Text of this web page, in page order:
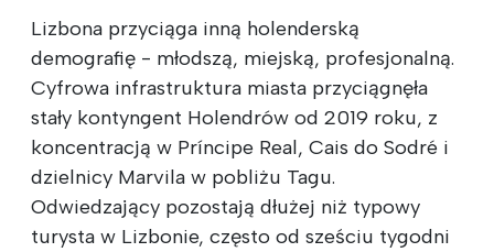
Lizbona przyciąga inną holenderską
demografię - młodszą, miejską, profesjonalną.
Cyfrowa infrastruktura miasta przyciągnęła
stały kontyngent Holendrów od 2019 roku, z
koncentracją w Príncipe Real, Cais do Sodré i
dzielnicy Marvila w pobliżu Tagu.
Odwiedzający pozostają dłużej niż typowy
turysta w Lizbonie, często od sześciu tygodni